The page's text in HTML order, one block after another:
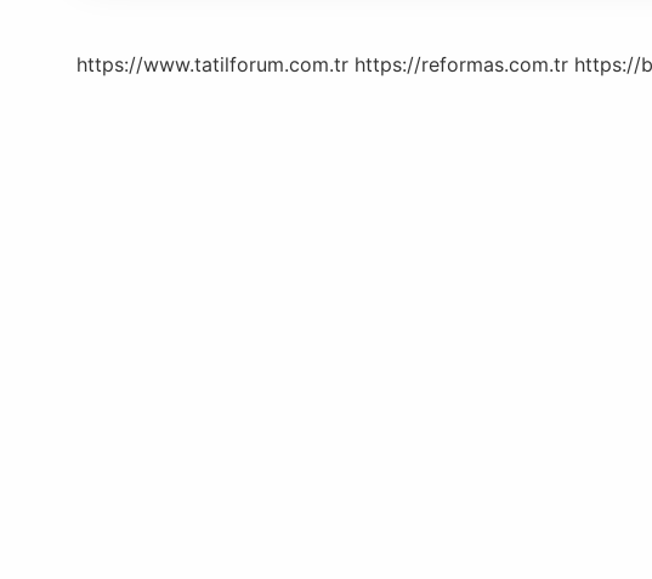
https://www.tatilforum.com.tr https://reformas.com.tr https://